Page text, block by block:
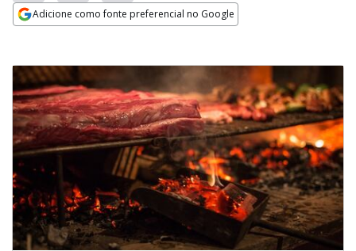
Adicione como fonte preferencial no Google